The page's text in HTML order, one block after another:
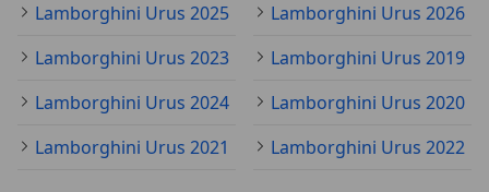
Lamborghini Urus 2025
Lamborghini Urus 2026
Lamborghini Urus 2023
Lamborghini Urus 2019
Lamborghini Urus 2024
Lamborghini Urus 2020
Lamborghini Urus 2021
Lamborghini Urus 2022